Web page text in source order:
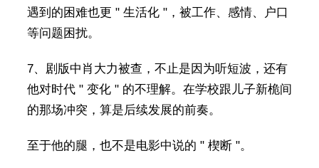
遇到的困难也更 " 生活化 "，被工作、感情、户口
等问题困扰。
7、剧版中肖大力被查，不止是因为听短波，还有
他对时代 " 变化 " 的不理解。在学校跟儿子新桅间
的那场冲突，算是后续发展的前奏。
至于他的腿，也不是电影中说的 " 楔断 "。